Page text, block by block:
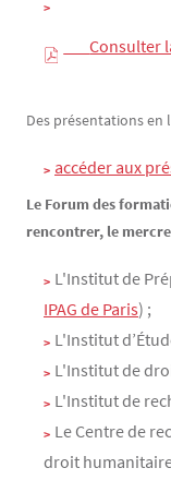
        Consulter la liste des formations présent
Des présentations en
accéder aux
Le Forum des
rencontrer, le
L'Institut de
IPAG de Paris) ;
L'Institut
L'Institut de
L'Institut de
Le Centre de
droit